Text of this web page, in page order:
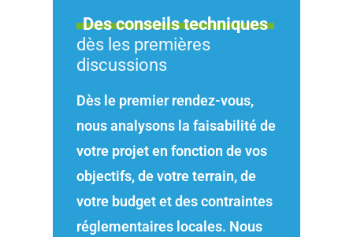
Des conseils techniques
dès les premières
discussions
Dès le premier rendez-vous,
nous analysons la faisabilité de
votre projet en fonction de vos
objectifs, de votre terrain, de
votre budget et des contraintes
réglementaires locales. Nous